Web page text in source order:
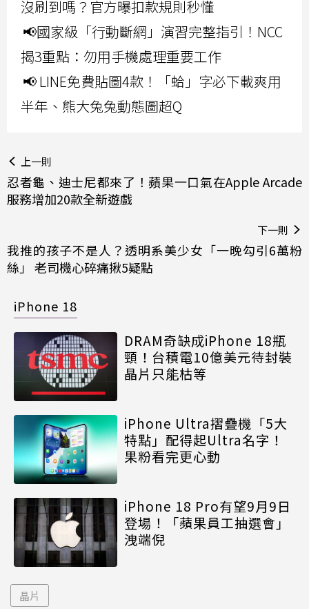
沒刷到嗎？官方曝扣款規則秒懂
📢國家級「行動斷網」演習完整指引！NCC
揭3重點：勿用手機處理重要工作
📢 LINE免費貼圖4款！「蛤」字必下載爽用
半年、熊大兔兔動態圖超Q
上一則
忍者龜、迪士尼都來了！蘋果一口氣在Apple Arcade
服務增加20款全新遊戲
下一則
我推的孩子不是人？透明系美少女「一晚勾引6萬粉
絲」 老司機心碎痛揪5疑點
iPhone 18
DRAM奇缺成iPhone 18瓶
頸！台積電10億美元待封裝
晶片只能枯等
iPhone Ultra摺疊機「5大
特點」配得起Ultra名字！
果粉看完更心動
iPhone 18 Pro有望9月9日
登場！「蘋果員工抽選會」
洩端倪
晶片